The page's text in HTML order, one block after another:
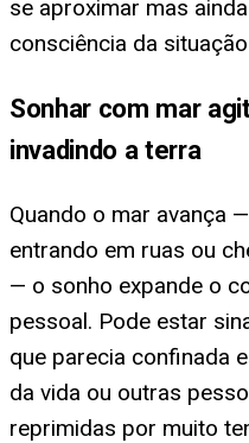
se aproximar mas
consciência da
Sonhar com mar
invadindo a terra
Quando o mar avança
entrando em ruas ou
— o sonho expande o
pessoal. Pode estar
que parecia confinada
da vida ou outras
reprimidas por muito